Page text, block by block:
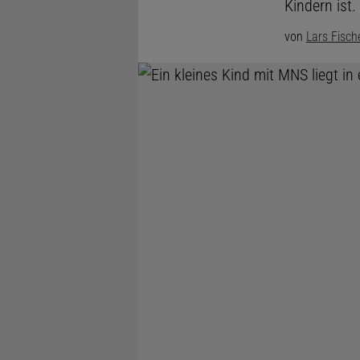
Kindern ist.
von Lars